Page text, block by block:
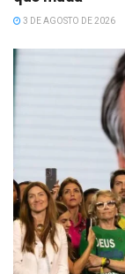
3 DE AGOSTO DE 2026